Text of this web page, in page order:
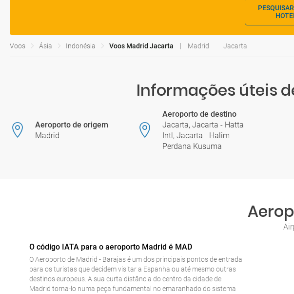
Voos Ásia Indonésia Voos Madrid Jacarta Madrid Jacarta
Informações úteis
Aeroporto de origem
Madrid
Aeroporto de destino
Jacarta, Jacarta - Hatta
Intl, Jacarta - Halim
Perdana Kusuma
O código IATA para o aeroporto Madrid é MAD
O Aeroporto de Madrid - Barajas é um dos principais pontos de entrada
para os turistas que decidem visitar a Espanha ou até mesmo outras
destinos europeus. A sua curta distância do centro da cidade de
Madrid torna-lo numa peça fundamental no emaranhado do sistema